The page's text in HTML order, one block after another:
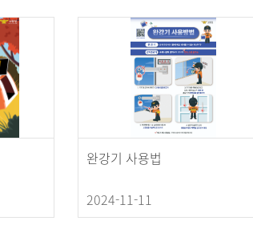
완강기 사용법
2024-11-11